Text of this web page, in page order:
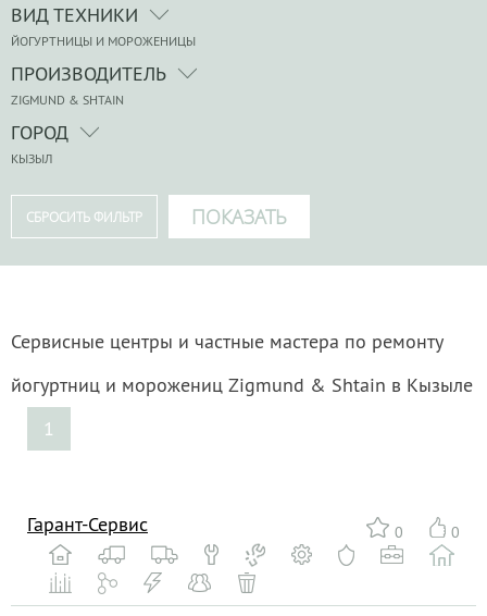
ВИД ТЕХНИКИ
ЙОГУРТНИЦЫ И МОРОЖЕНИЦЫ
ПРОИЗВОДИТЕЛЬ
ZIGMUND & SHTAIN
ГОРОД
КЫЗЫЛ
Сервисные центры и частные мастера по ремонту
йогуртниц и морожениц Zigmund & Shtain в Кызыле
1
0 0
Гарант-Сервис